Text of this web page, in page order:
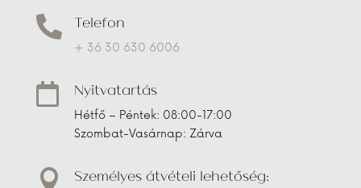
 Telefon
+ 36 30 630 6006
 Nyitvatartás
Hétfő – Péntek: 08:00-17:00
Szombat-Vasárnap: Zárva
 Személyes átvételi lehetőség: